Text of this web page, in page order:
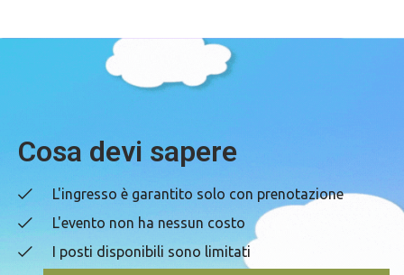
Cosa devi sapere
L'ingresso è garantito solo con prenotazione
L'evento non ha nessun costo
I posti disponibili sono limitati